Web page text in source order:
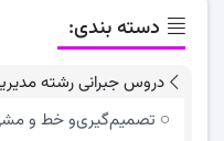
دسته بندی:
دروس جبرانی رشته
تصمیم‌گیری‌و خط و